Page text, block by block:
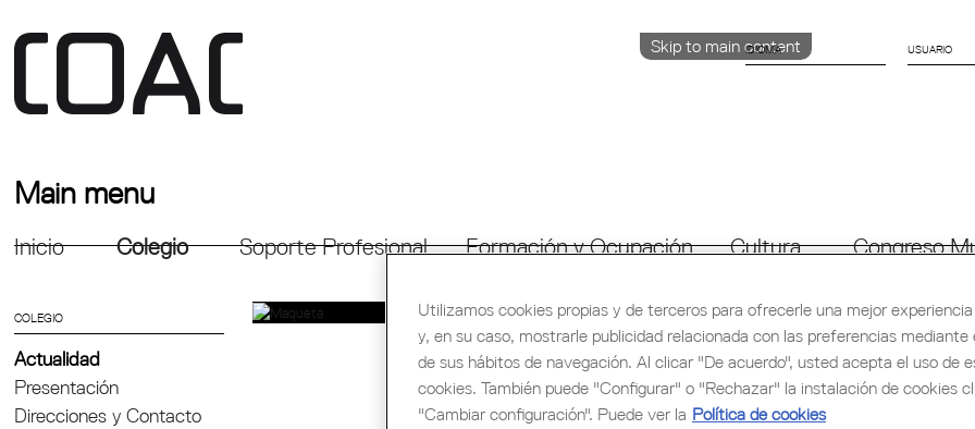
Skip to main content
IDIOMA
Main menu
Inicio Colegio Soporte Profesional Formación y Ocupación Cultura
Congreso
COLEGIO
Actualidad
Presentación
Direcciones y Contacto
Utilizamos cookies propias y de terceros para ofrecerle una mejor
y, en su caso, mostrarle publicidad relacionada con las preferencias mediante
de sus hábitos de navegación. Al clicar "De acuerdo", usted acepta el uso de
cookies. También puede "Configurar" o "Rechazar" la instalación de cookies
"Cambiar configuración". Puede ver la Política de cookies